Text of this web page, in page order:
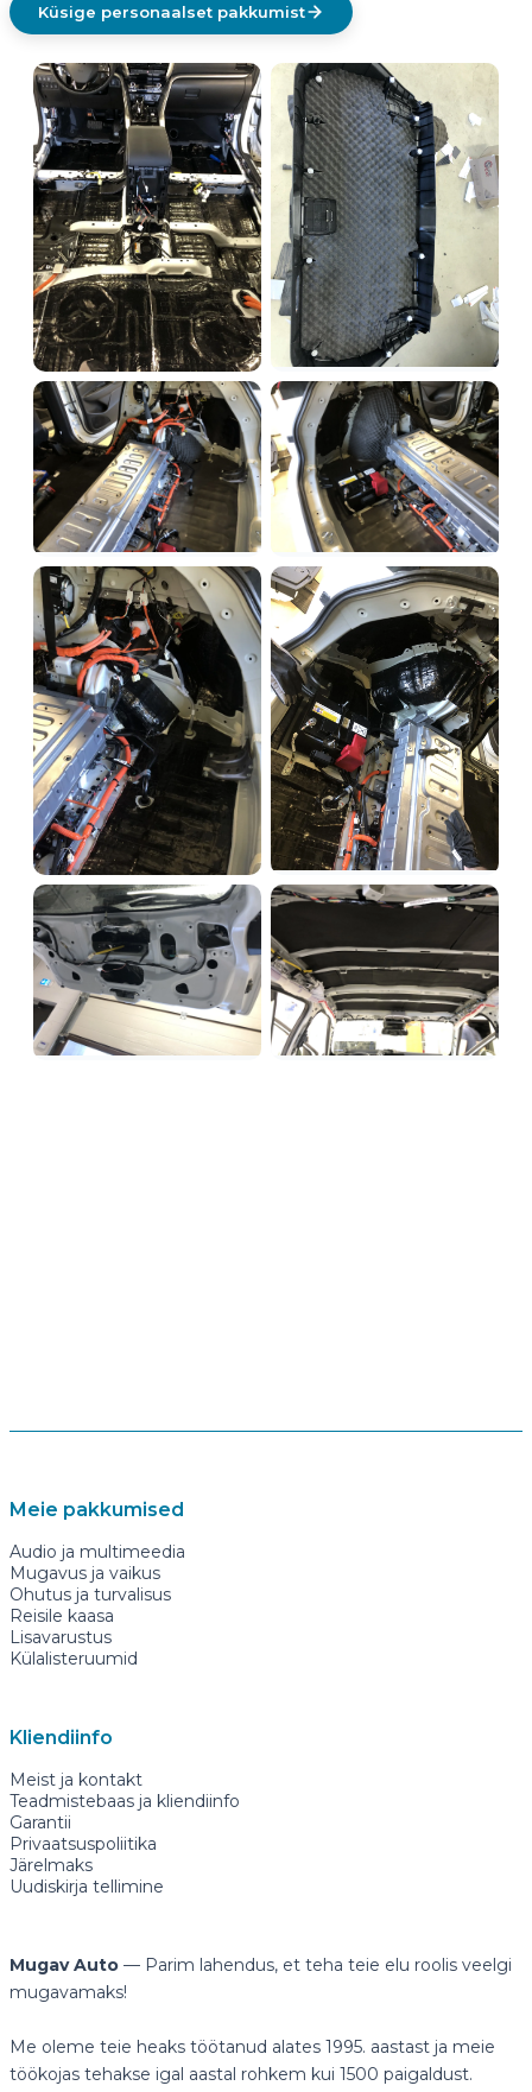
Küsige personaalset pakkumist
Meie pakkumised
Audio ja multimeedia
Mugavus ja vaikus
Ohutus ja turvalisus
Reisile kaasa
Lisavarustus
Külalisteruumid
Kliendiinfo
Meist ja kontakt
Teadmistebaas ja kliendiinfo
Garantii
Privaatsuspoliitika
Järelmaks
Uudiskirja tellimine
Mugav Auto — Parim lahendus, et teha teie elu roolis veelgi
mugavamaks!
Me oleme teie heaks töötanud alates 1995. aastast ja meie
töökojas tehakse igal aastal rohkem kui 1500 paigaldust.